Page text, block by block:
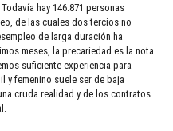
hay 146.871 personas
de las cuales dos tercios no
de larga duración ha
meses, la precariedad es la nota
suficiente experiencia para
y femenino suele ser de baja
cruda realidad y de los contratos